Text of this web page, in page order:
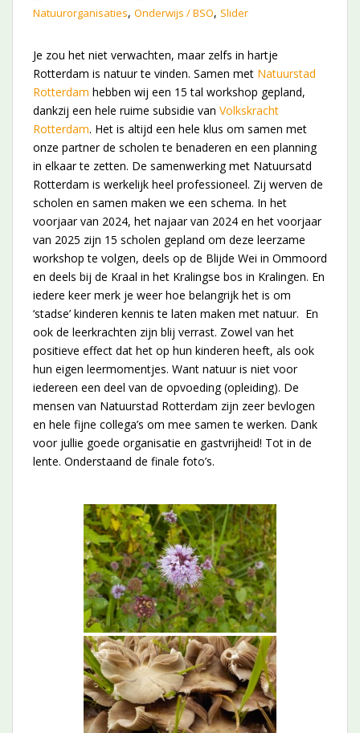
Natuurorganisaties, Onderwijs / BSO, Slider
Je zou het niet verwachten, maar zelfs in hartje
Rotterdam is natuur te vinden. Samen met Natuurstad
Rotterdam hebben wij een 15 tal workshop gepland,
dankzij een hele ruime subsidie van Volkskracht
Rotterdam. Het is altijd een hele klus om samen met
onze partner de scholen te benaderen en een planning
in elkaar te zetten. De samenwerking met Natuursatd
Rotterdam is werkelijk heel professioneel. Zij werven de
scholen en samen maken we een schema. In het
voorjaar van 2024, het najaar van 2024 en het voorjaar
van 2025 zijn 15 scholen gepland om deze leerzame
workshop te volgen, deels op de Blijde Wei in Ommoord
en deels bij de Kraal in het Kralingse bos in Kralingen. En
iedere keer merk je weer hoe belangrijk het is om
‘stadse’ kinderen kennis te laten maken met natuur. En
ook de leerkrachten zijn blij verrast. Zowel van het
positieve effect dat het op hun kinderen heeft, als ook
hun eigen leermomentjes. Want natuur is niet voor
iedereen een deel van de opvoeding (opleiding). De
mensen van Natuurstad Rotterdam zijn zeer bevlogen
en hele fijne collega’s om mee samen te werken. Dank
voor jullie goede organisatie en gastvrijheid! Tot in de
lente. Onderstaand de finale foto’s.